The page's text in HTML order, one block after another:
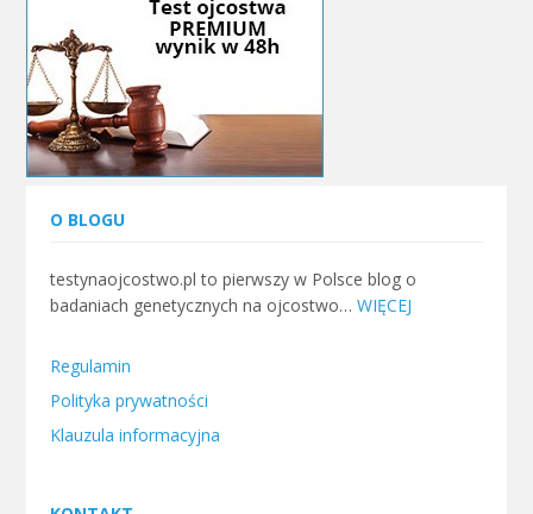
O BLOGU
testynaojcostwo.pl to pierwszy w Polsce blog o
badaniach genetycznych na ojcostwo…WIĘCEJ
Regulamin
Polityka prywatności
Klauzula informacyjna